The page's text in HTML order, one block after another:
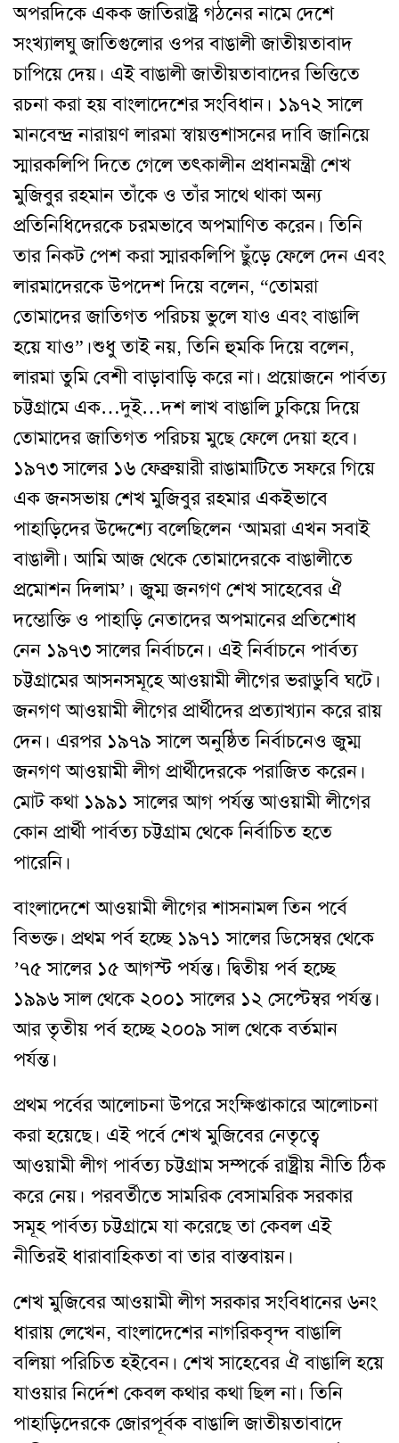
অপরদিকে একক জাতিরাষ্ট্র গঠনের নামে দেশে
সংখ্যালঘু জাতিগুলোর ওপর বাঙালী জাতীয়তাবাদ
চাপিয়ে দেয়। এই বাঙালী জাতীয়তাবাদের ভিত্তিতে
রচনা করা হয় বাংলাদেশের সংবিধান। ১৯৭২ সালে
মানবেন্দ্র নারায়ণ লারমা স্বায়ত্তশাসনের দাবি জানিয়ে
স্মারকলিপি দিতে গেলে তৎকালীন প্রধানমন্ত্রী শেখ
মুজিবুর রহমান তাঁকে ও তাঁর সাথে থাকা অন্য
প্রতিনিধিদেরকে চরমভাবে অপমাণিত করেন। তিনি
তার নিকট পেশ করা স্মারকলিপি ছুঁড়ে ফেলে দেন এবং
লারমাদেরকে উপদেশ দিয়ে বলেন, “তোমরা
তোমাদের জাতিগত পরিচয় ভুলে যাও এবং বাঙালি
হয়ে যাও”।শুধু তাই নয়, তিনি হুমকি দিয়ে বলেন,
লারমা তুমি বেশী বাড়াবাড়ি করে না। প্রয়োজনে পার্বত্য
চট্টগ্রামে এক…দুই…দশ লাখ বাঙালি ঢুকিয়ে দিয়ে
তোমাদের জাতিগত পরিচয় মুছে ফেলে দেয়া হবে।
১৯৭৩ সালের ১৬ ফেব্রুয়ারী রাঙামাটিতে সফরে গিয়ে
এক জনসভায় শেখ মুজিবুর রহমার একইভাবে
পাহাড়িদের উদ্দেশ্যে বলেছিলেন ‘আমরা এখন সবাই
বাঙালী। আমি আজ থেকে তোমাদেরকে বাঙালীতে
প্রমোশন দিলাম’। জুম্ম জনগণ শেখ সাহেবের ঐ
দম্ভোক্তি ও পাহাড়ি নেতাদের অপমানের প্রতিশোধ
নেন ১৯৭৩ সালের নির্বাচনে। এই নির্বাচনে পার্বত্য
চট্টগ্রামের আসনসমূহে আওয়ামী লীগের ভরাডুবি ঘটে।
জনগণ আওয়ামী লীগের প্রার্থীদের প্রত্যাখ্যান করে রায়
দেন। এরপর ১৯৭৯ সালে অনুষ্ঠিত নির্বাচনেও জুম্ম
জনগণ আওয়ামী লীগ প্রার্থীদেরকে পরাজিত করেন।
মোট কথা ১৯৯১ সালের আগ পর্যন্ত আওয়ামী লীগের
কোন প্রার্থী পার্বত্য চট্টগ্রাম থেকে নির্বাচিত হতে
পারেনি।
বাংলাদেশে আওয়ামী লীগের শাসনামল তিন পর্বে
বিভক্ত। প্রথম পর্ব হচ্ছে ১৯৭১ সালের ডিসেম্বর থেকে
’৭৫ সালের ১৫ আগস্ট পর্যন্ত। দ্বিতীয় পর্ব হচ্ছে
১৯৯৬ সাল থেকে ২০০১ সালের ১২ সেপ্টেম্বর পর্যন্ত।
আর তৃতীয় পর্ব হচ্ছে ২০০৯ সাল থেকে বর্তমান
পর্যন্ত।
প্রথম পর্বের আলোচনা উপরে সংক্ষিপ্তাকারে আলোচনা
করা হয়েছে। এই পর্বে শেখ মুজিবের নেতৃত্বে
আওয়ামী লীগ পার্বত্য চট্টগ্রাম সম্পর্কে রাষ্ট্রীয় নীতি ঠিক
করে নেয়। পরবর্তীতে সামরিক বেসামরিক সরকার
সমূহ পার্বত্য চট্টগ্রামে যা করেছে তা কেবল এই
নীতিরই ধারাবাহিকতা বা তার বাস্তবায়ন।
শেখ মুজিবের আওয়ামী লীগ সরকার সংবিধানের ৬নং
ধারায় লেখেন, বাংলাদেশের নাগরিকবৃন্দ বাঙালি
বলিয়া পরিচিত হইবেন। শেখ সাহেবের ঐ বাঙালি হয়ে
যাওয়ার নির্দেশ কেবল কথার কথা ছিল না। তিনি
পাহাড়িদেরকে জোরপূর্বক বাঙালি জাতীয়তাবাদে